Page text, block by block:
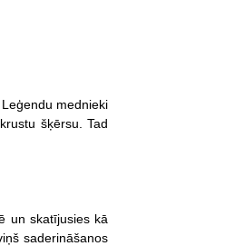
mednieki
šķērsu. Tad
un skatījusies kā
saderināšanos